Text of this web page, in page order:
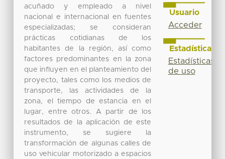
acuñado y empleado a nivel
nacional e internacional en fuentes
especializadas; se consideran
prácticas cotidianas de los
habitantes de la región, así como
factores predominantes en la zona
que influyen en el planteamiento del
proyecto, tales como los medios de
transporte, las actividades de la
zona, el tiempo de estancia en el
lugar, entre otros. A partir de los
resultados de la aplicación de este
instrumento, se sugiere la
transformación de algunas calles de
uso vehicular motorizado a espacios
Usuario
Acceder
Estadísticas
Estadísticas
de uso